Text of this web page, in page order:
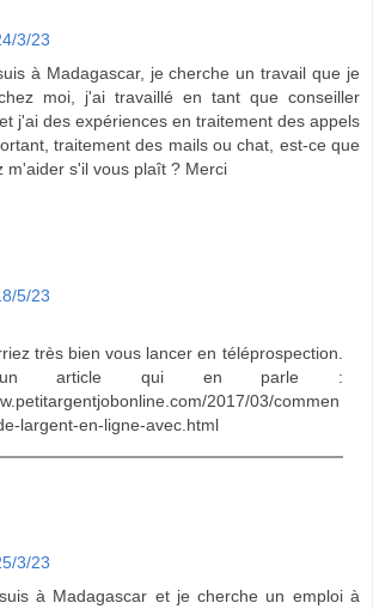
3/23
à Madagascar, je cherche un travail que je
moi, j'ai travaillé en tant que conseiller
j'ai des expériences en traitement des appels
traitement des mails ou chat, est-ce que
m'aider s'il vous plaît ? Merci
5/23
très bien vous lancer en téléprospection.
un article qui en parle :
2017/03/commen
largent-en-ligne-avec.html
3/23
à Madagascar et je cherche un emploi à